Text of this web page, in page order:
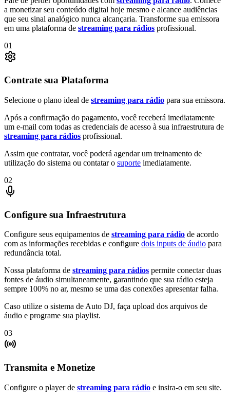
a monetizar seu conteúdo digital hoje mesmo e alcance audiências
que seu sinal analógico nunca alcançaria. Transforme sua emissora
em uma plataforma de streaming para rádios profissional.
01
Contrate sua Plataforma
Selecione o plano ideal de streaming para rádio para sua emissora.
Após a confirmação do pagamento, você receberá imediatamente
um e-mail com todas as credenciais de acesso à sua infraestrutura de
streaming para rádios profissional.
Assim que contratar, você poderá agendar um treinamento de
utilização do sistema ou contatar o suporte imediatamente.
02
Configure sua Infraestrutura
Configure seus equipamentos de streaming para rádio de acordo
com as informações recebidas e configure dois inputs de áudio para
redundância total.
Nossa plataforma de streaming para rádios permite conectar duas
fontes de áudio simultaneamente, garantindo que sua rádio esteja
sempre 100% no ar, mesmo se uma das conexões apresentar falha.
Caso utilize o sistema de Auto DJ, faça upload dos arquivos de
áudio e programe sua playlist.
03
Transmita e Monetize
Configure o player de streaming para rádio e insira-o em seu site.